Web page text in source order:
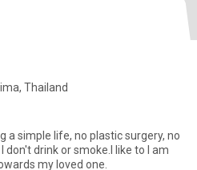
Thailand
a simple life, no plastic surgery, no
drink or smoke.I like to I am
my loved one.